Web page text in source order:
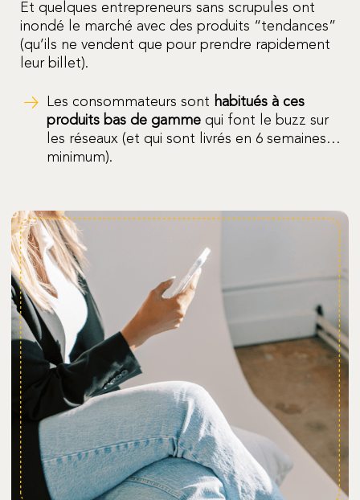
Et quelques entrepreneurs sans scrupules ont
inondé le marché avec des produits “tendances”
(qu’ils ne vendent que pour prendre rapidement
leur billet).
Les consommateurs sont habitués à ces
produits bas de gamme qui font le buzz sur
les réseaux (et qui sont livrés en 6 semaines…
minimum).